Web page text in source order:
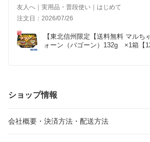
友人へ｜実用品・普段使い｜はじめて
注文日：2026/07/26
【東北信州限定【送料無料 マルち
ォーン（バゴーン）132g　×1箱【
ショップ情報
会社概要・決済方法・配送方法